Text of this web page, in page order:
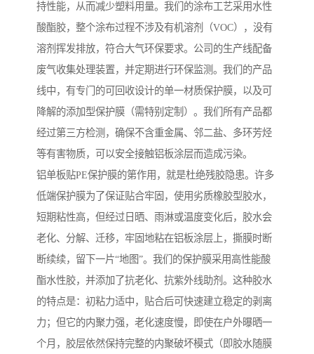
持性能，从而减少塑料用量。我们的涂布工艺采用水性
酸酯胶，整个涂布过程不涉及有机溶剂（VOC），没有
溶剂挥发排放，符合大气环保要求。公司的生产线配备
废气收集处理装置，并定期进行环保监测。我们的产品
线中，有专门的可回收设计的单一材质保护膜，以及可
降解的添加型保护膜（需特别定制）。我们所有产品都
经过第三方检测，确保不含重金属、邻二盐、多环芳烃
等有害物质，可以安全接触铝板涂层而造成污染。
铝单板贴PE保护膜的第作用，就是杜绝残胶隐患。许多
低端保护膜为了保证贴合牢固，使用劣质橡胶型胶水，
短期粘性高，但经过日晒、雨淋或温度变化后，胶水会
老化、分解、迁移，牢固地粘在铝板涂层上，撕膜时断
断续续，留下一片“地图”。我们的保护膜采用高性能酸
酯水性胶，并添加了抗老化、抗紫外线助剂。这种胶水
的特点是：初粘力适中，贴合后可快速建立稳定的剥离
力；但它的内聚力强，老化速度慢，即使在户外曝晒一
个月，胶层依然保持完整的内聚破坏模式（即胶水随膜